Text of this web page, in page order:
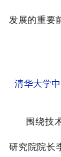
发展的重要
清华大学
围绕技
研究院院长